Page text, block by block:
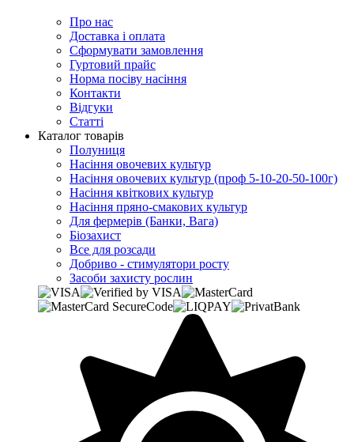
Про нас
Доставка і оплата
Сформувати замовлення
Гуртовий прайс
Норма посіву насіння
Контакти
Відгуки
Статті
Каталог товарів
Полуниця
Насіння овочевих культур
Насіння овочевих культур (проф 5-10-20-50-100г)
Насіння квіткових культур
Насіння пряно-смакових культур
Для фермерів (Банки, Вага)
Біозахист
Все для розсади
Добриво - стимулятори росту
Засоби захисту рослин